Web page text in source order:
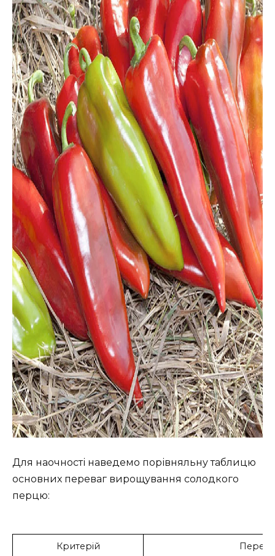
Для наочності наведемо порівняльну таблицю
основних переваг вирощування солодкого
перцю:
Критерій